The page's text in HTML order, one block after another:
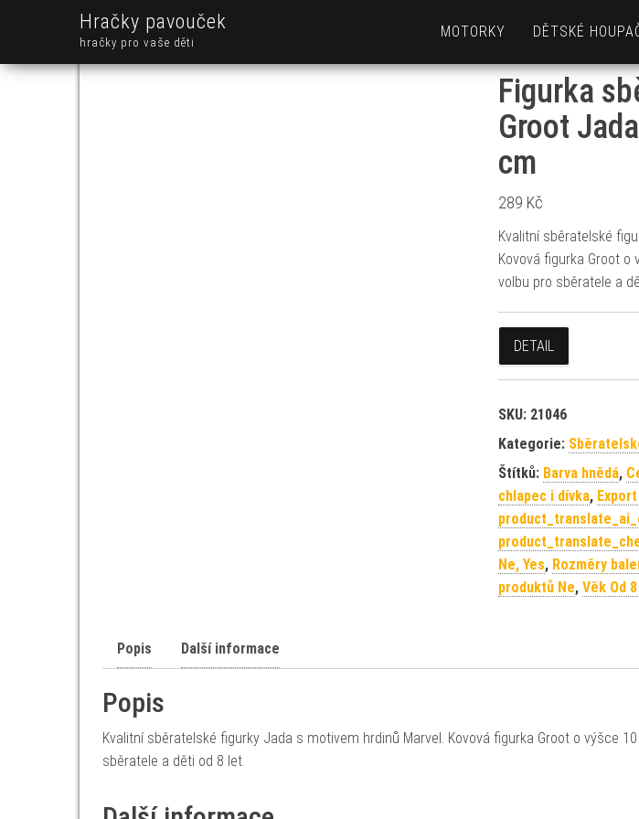
Hračky pavouček
hračky pro vaše děti
MOTORKY DĚTSKÉ
Figurka
Groot
cm
289 Kč
Kvalitní sběratelské
Kovová figurka Groot
volbu pro sběratele a
DETAIL
SKU: 21046
Kategorie:
Štítků: Barva hnědá,
chlapec i dívka,
Ne, Yes, Rozměry
produktů Ne, Věk Od
Popis Další informace
Popis
Kvalitní sběratelské figurky Jada s motivem hrdinů Marvel. Kovová figurka Groot o výšce
sběratele a děti od 8 let.